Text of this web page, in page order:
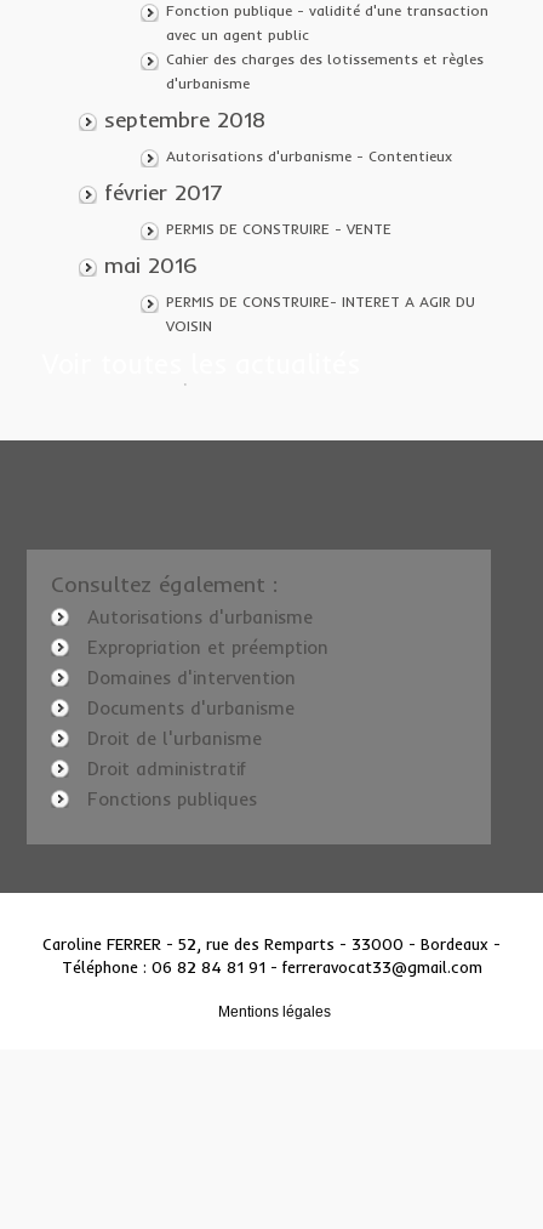
Fonction publique - validité d'une transaction
avec un agent public
Cahier des charges des lotissements et règles
d'urbanisme
septembre 2018
Autorisations d'urbanisme - Contentieux
février 2017
PERMIS DE CONSTRUIRE - VENTE
mai 2016
PERMIS DE CONSTRUIRE- INTERET A AGIR DU
VOISIN
Consultez également :
Autorisations d'urbanisme
Expropriation et préemption
Domaines d'intervention
Documents d'urbanisme
Droit de l'urbanisme
Droit administratif
Fonctions publiques
Caroline FERRER - 52, rue des Remparts - 33000 - Bordeaux -
Téléphone : 06 82 84 81 91 - ferreravocat33@gmail.com
Mentions légales